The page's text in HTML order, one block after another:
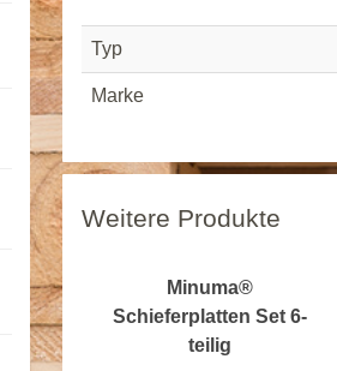
Typ
Marke
Weitere Produkte
Minuma®
Schieferplatten Set 6-
teilig